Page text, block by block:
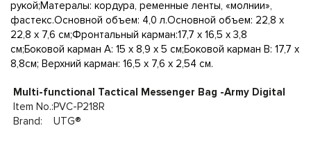
рукой;Матералы: кордура, ременные ленты, «молнии»,
фастекс.Основной объем: 4,0 л.Основной объем: 22,8 x
22,8 x 7,6 см;Фронтальный карман:17,7 x 16,5 x 3,8
см;Боковой карман А: 15 x 8,9 x 5 см;Боковой карман B: 17,7 x
8,8см; Верхний карман: 16,5 x 7,6 х 2,54 см.
Multi-functional Tactical Messenger Bag -Army Digital
Item No.:PVC-P218R
Brand:
UTG®